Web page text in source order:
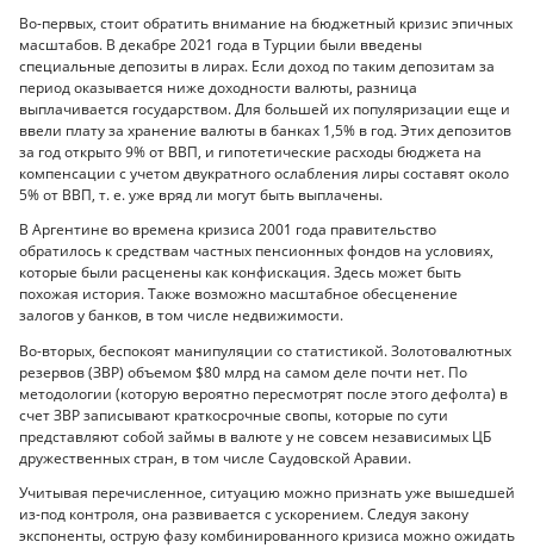
Во-первых, стоит обратить внимание на бюджетный кризис эпичных
масштабов. В декабре 2021 года в Турции были введены
специальные депозиты в лирах. Если доход по таким депозитам за
период оказывается ниже доходности валюты, разница
выплачивается государством. Для большей их популяризации еще и
ввели плату за хранение валюты в банках 1,5% в год. Этих депозитов
за год открыто 9% от ВВП, и гипотетические расходы бюджета на
компенсации с учетом двукратного ослабления лиры составят около
5% от ВВП, т. е. уже вряд ли могут быть выплачены.
В Аргентине во времена кризиса 2001 года правительство
обратилось к средствам частных пенсионных фондов на условиях,
которые были расценены как конфискация. Здесь может быть
похожая история. Также возможно масштабное обесценение
залогов у банков, в том числе недвижимости.
Во-вторых, беспокоят манипуляции со статистикой. Золотовалютных
резервов (ЗВР) объемом $80 млрд на самом деле почти нет. По
методологии (которую вероятно пересмотрят после этого дефолта) в
счет ЗВР записывают краткосрочные свопы, которые по сути
представляют собой займы в валюте у не совсем независимых ЦБ
дружественных стран, в том числе Саудовской Аравии.
Учитывая перечисленное, ситуацию можно признать уже вышедшей
из-под контроля, она развивается с ускорением. Следуя закону
экспоненты, острую фазу комбинированного кризиса можно ожидать